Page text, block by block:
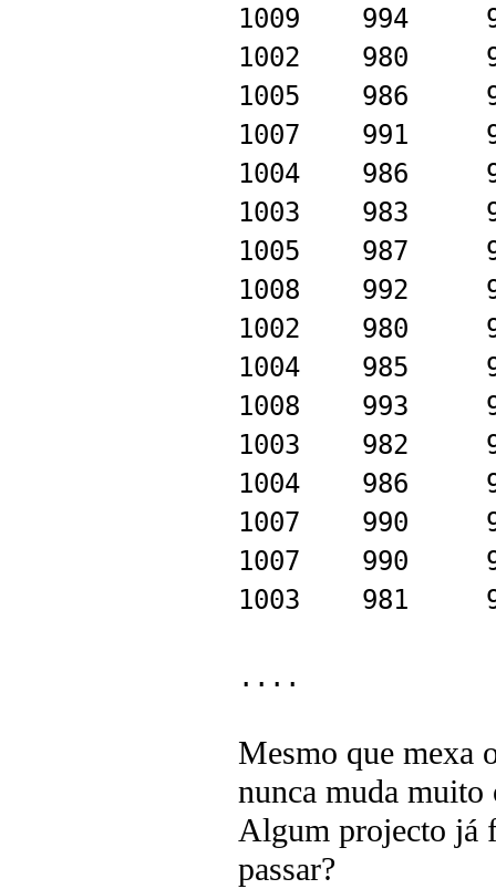
1009
994
1002
980
1005
986
1007
991
1004
986
1003
983
1005
987
1008
992
1002
980
1004
985
1008
993
1003
982
1004
986
1007
990
1007
990
1003
981
....
Mesmo que mexa
nunca muda muito
Algum projecto já
passar?